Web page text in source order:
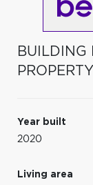
BUILDING
Year built
2020
Living area